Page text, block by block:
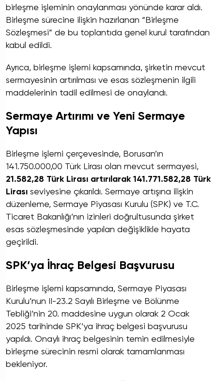
birleşme işleminin onaylanması yönünde karar aldı.
Birleşme sürecine ilişkin hazırlanan “Birleşme
Sözleşmesi” de bu toplantıda genel kurul tarafından
kabul edildi.
Ayrıca, birleşme işlemi kapsamında, şirketin mevcut
sermayesinin artırılması ve esas sözleşmenin ilgili
maddelerinin tadil edilmesi de onaylandı.
Sermaye Artırımı ve Yeni Sermaye
Yapısı
Birleşme işlemi çerçevesinde, Borusan’ın
141.750.000,00 Türk Lirası olan mevcut sermayesi,
21.582,28 Türk Lirası artırılarak 141.771.582,28 Türk
Lirası seviyesine çıkarıldı. Sermaye artışına ilişkin
düzenleme, Sermaye Piyasası Kurulu (SPK) ve T.C.
Ticaret Bakanlığı’nın izinleri doğrultusunda şirket
esas sözleşmesinde yapılan değişiklikle hayata
geçirildi.
SPK’ya İhraç Belgesi Başvurusu
Birleşme işlemi kapsamında, Sermaye Piyasası
Kurulu’nun II-23.2 Sayılı Birleşme ve Bölünme
Tebliği’nin 20. maddesine uygun olarak 2 Ocak
2025 tarihinde SPK’ya ihraç belgesi başvurusu
yapıldı. Onaylı ihraç belgesinin temin edilmesiyle
birleşme sürecinin resmi olarak tamamlanması
bekleniyor.